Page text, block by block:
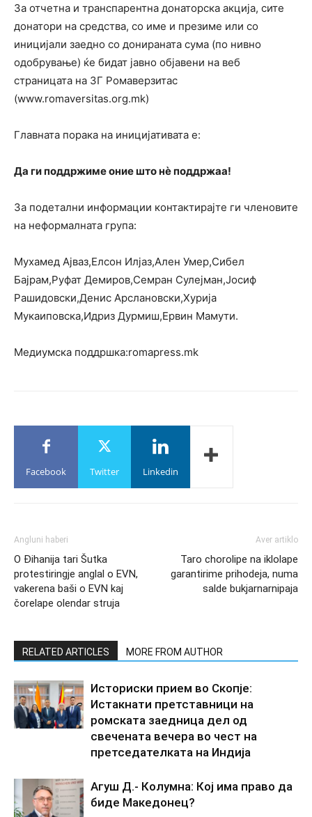
За отчетна и транспарентна донаторска акција, сите
донатори на средства, со име и презиме или со
иницијали заедно со донираната сума (по нивно
одобрување) ќе бидат јавно објавени на веб
страницата на ЗГ Ромаверзитас
(www.romaversitas.org.mk)
Главната порака на иницијативата е:
Да ги поддржиме оние што нè поддржаа!
За подетални информации контактирајте ги членовите
на неформалната група:
Мухамед Ајваз,Елсон Илјаз,Ален Умер,Сибел
Бајрам,Руфат Демиров,Семран Сулејман,Јосиф
Рашидовски,Денис Арслановски,Хурија
Мукаиповска,Идриз Дурмиш,Ервин Мамути.
Медиумска поддршка:romapress.mk
Facebook Twitter Linkedin
Angluni haberi
O Đihanija tari Šutka
protestiringje anglal o EVN,
vakerena baši o EVN kaj
čorelape olendar struja
Aver artiklo
Taro chorolipe na iklolape
garantirime prihodeja, numa
salde bukjarnarnipaja
RELATED ARTICLES MORE FROM AUTHOR
Историски прием во Скопје:
Истакнати претставници на
ромската заедница дел од
свечената вечера во чест на
претседателката на Индија
Агуш Д.- Колумна: Кој има право да
биде Македонец?